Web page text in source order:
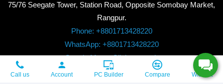
75/76 Seegate Tower, Station Road, Opposite Somobay Market,
Rangpur.
Phone: +8801713428220
WhatsApp: +8801713428220
Google Maps: Click to watch
Copyright © 2026, Seegate Technology, All Rights Reserved.
Call us Account PC Builder Compare Wishlist